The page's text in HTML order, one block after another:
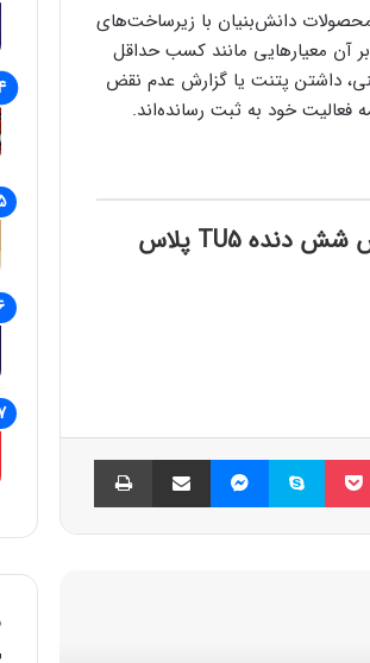
دانش‌بنیان با زیرساخت‌های
۵ ستاره شده‌اند که علاوه بر آن معیارهایی مانند کسب حداقل
محصول های‌تک با حداقل ۶۰ درصد امتیاز فنی، داشتن پتنت یا گزارش عدم نقض
خود به ثبت رسانده‌اند.
قیمت رانا پلاس شش دنده TU5 پلاس
پاکت اسکایپ مسنجر اشتراک گذاری با ایمیل